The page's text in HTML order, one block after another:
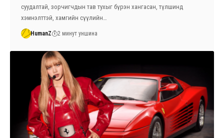
суудалтай, зорчигчдын тав тухыг бүрэн хангасан, түлшинд
хэмнэлттэй, хамгийн сүүлийн…
HumanZ 2 минут уншина